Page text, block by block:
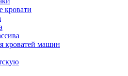
кровати
кроватей машин